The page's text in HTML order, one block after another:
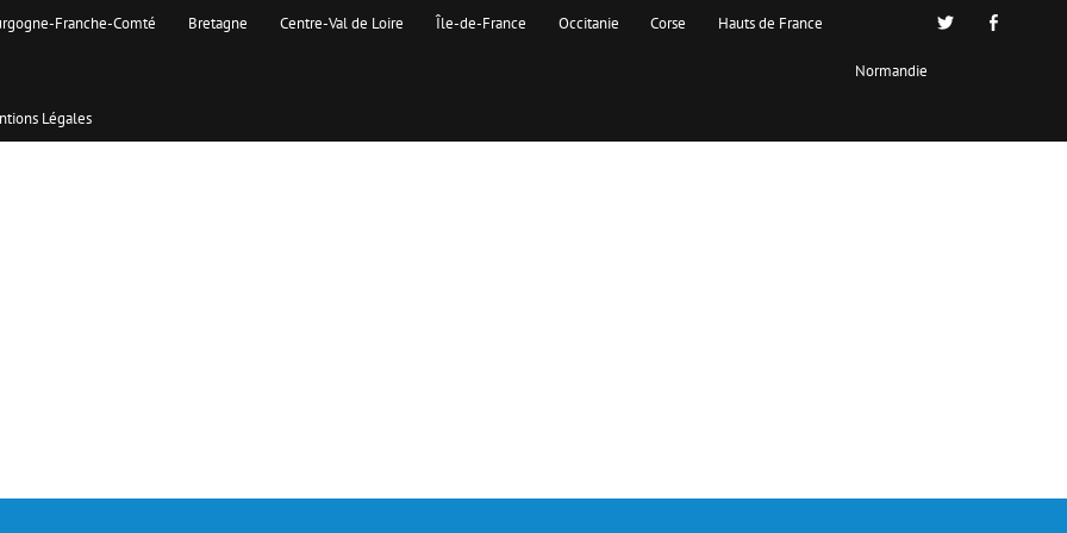
Franche-Comté Bretagne Centre-Val de Loire Île-de-France Occitanie Corse Hauts de France
Normandie
Légales